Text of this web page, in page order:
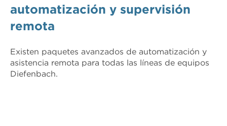
automatización y supervisión
remota
Existen paquetes avanzados de automatización y
asistencia remota para todas las líneas de equipos
Diefenbach.